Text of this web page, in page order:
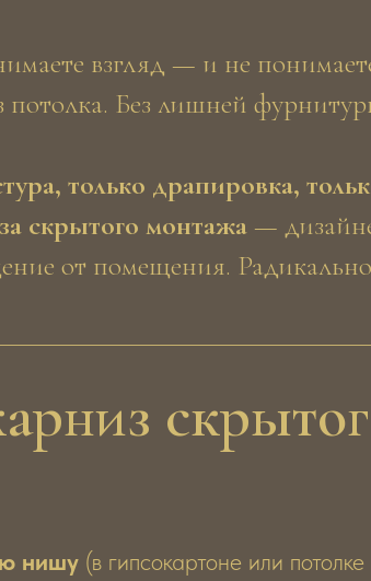
взгляд — и не
Без лишней
только драпировка,
скрытого монтажа—
от помещения.
нишу (в гипсокартоне или